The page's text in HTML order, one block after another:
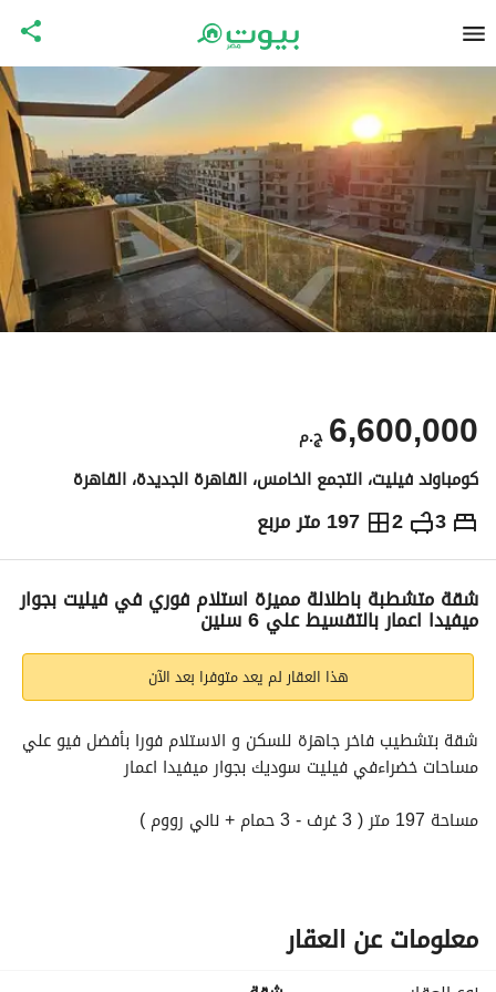
ج.م 6,600,000
كومباوند فيليت، التجمع الخامس، القاهرة الجديدة، القاهرة
3
2 197 متر مربع ج.م6,600,000
التفاصيل الاتجاهات والمؤشرات رهن عقاري
شقة متشطبة باطلالة مميزة استلام فوري في فيليت بجوار
ميفيدا اعمار بالتقسيط علي 6 سنين
هذا العقار لم يعد متوفرا بعد الآن
مساحات خضراءفي فيليت سوديك بجوار ميفيدا اعمار
مساحة 197 متر ( 3 غرف - 3 حمام + ناني رووم )
* موقع مميز في قلب التجمع الخامس
معلومات عن العقار